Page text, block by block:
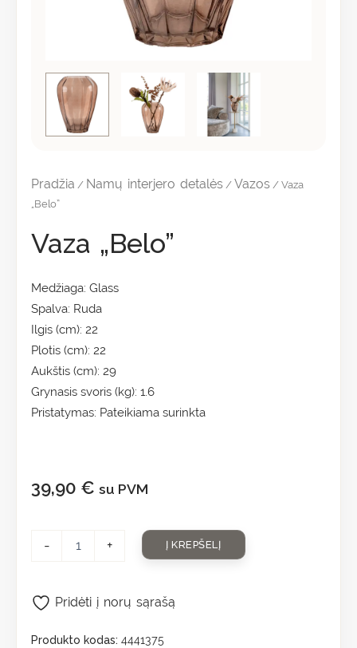
Pradžia / Namų interjero detalės /Vazos / Vaza
„Belo”
Vaza „Belo”
Medžiaga: Glass
Spalva: Ruda
Ilgis (cm): 22
Plotis (cm): 22
Aukštis (cm): 29
Grynasis svoris (kg): 1.6
Pristatymas: Pateikiama surinkta
39,90 € su PVM
- + Į KREPŠELĮ
Produkto kodas: 4441375
Pridėti į norų sąrašą